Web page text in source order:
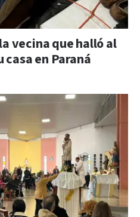
vecina que halló al
en Paraná